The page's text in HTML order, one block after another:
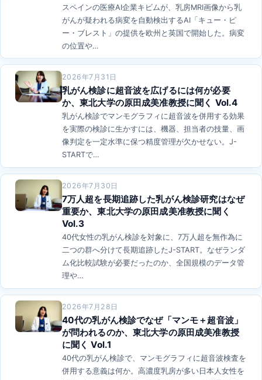
スペインの医療AI企業キビムが、乳房MRI画像から乳
がんが疑われる病変を自動検出するAI「キュー・ピ
ー・ブレスト」の提供を欧州と英国で開始した。病変
の位置や…
2026年7月31日
乳がん検診に超音波を広げるには何が必要
か、東北大学の原田成美准教授に聞く Vol.4
乳がん検診でマンモグラフィに超音波を併用する効果
を実際の検診に生かすには、機器、担当者の技量、画
像判定を一定水準に保つ精度管理が欠かせない。J-
STARTで…
2026年7月30日
7万人超を長期追跡した乳がん検診研究はなぜ
重要か、東北大学の原田成美准教授に聞く
Vol.3
40代女性の乳がん検診を対象に、7万人超を無作為に
二つの群へ分けて長期追跡したJ-START。なぜランダ
ム化比較試験が必要だったのか、全国規模のデータ管
理や…
2026年7月28日
40代の乳がん検診でなぜ「マンモ＋超音波」
が問われるのか、東北大学の原田成美准教授
に聞く Vol.1
40代の乳がん検診で、マンモグラフィに超音波検査を
併用する意義は何か。高濃度乳房が多い日本人女性を